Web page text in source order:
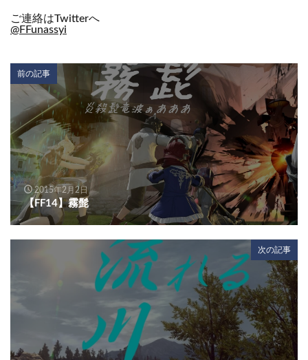
ご連絡はTwitterへ
@FFunassyi
前の記事
2015年2月2日
【FF14】霧髭
次の記事